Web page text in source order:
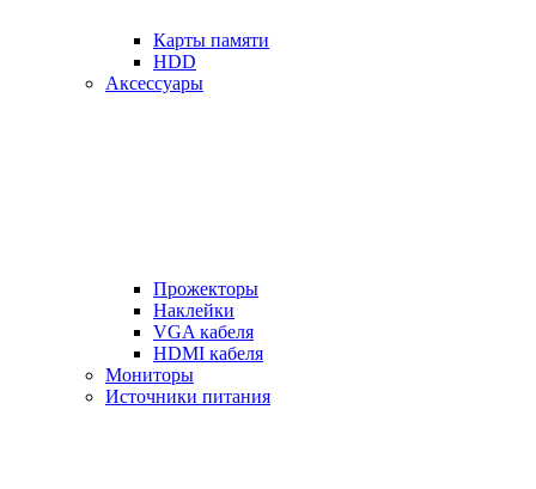
Карты памяти
HDD
Аксессуары
Прожекторы
Наклейки
VGA кабеля
HDMI кабеля
Мониторы
Источники питания